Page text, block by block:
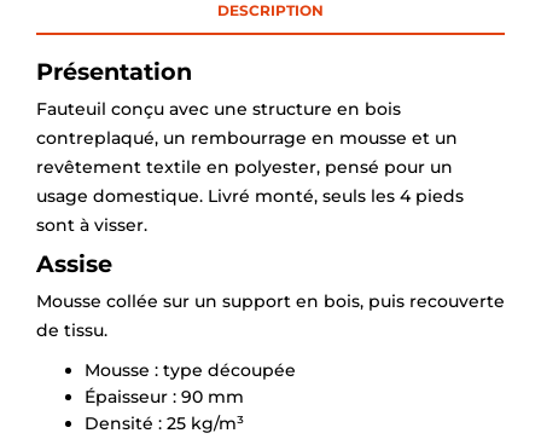
DESCRIPTION
Présentation
Fauteuil conçu avec une structure en bois
contreplaqué, un rembourrage en mousse et un
revêtement textile en polyester, pensé pour un
usage domestique. Livré monté, seuls les 4 pieds
sont à visser.
Assise
Mousse collée sur un support en bois, puis recouverte
de tissu.
Mousse : type découpée
Épaisseur : 90 mm
Densité : 25 kg/m³